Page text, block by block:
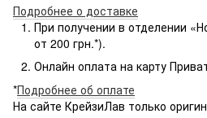
Подробнее о доставке
При получении в отделении
от 200 грн.*).
Онлайн оплата на карту
*Подробнее об оплате
На сайте КрейзиЛав только